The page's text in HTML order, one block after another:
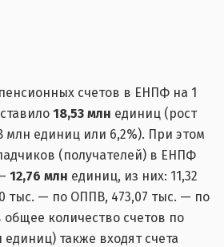
счетов в ЕНПФ на 1
18,53 млн единиц (рост
млн единиц или 6,2%). При этом
(получателей) в ЕНПФ
12,76 млн единиц, из них: 11,32
тыс. — по ОППВ, 473,07 тыс. — по
количество счетов по
единиц) также входят счета